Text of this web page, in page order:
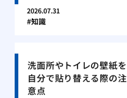
2026.07.31
知識
洗面所やトイレの壁紙を
自分で貼り替える際の注
意点